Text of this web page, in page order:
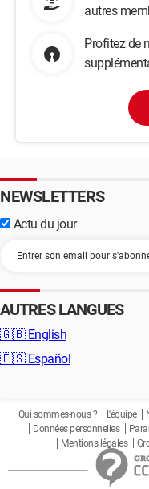
autres
Profitez de
NEWSLETTERS
Actu du jour
AUTRES LANGUES
🇬🇧 English
🇪🇸 Español
Qui sommes-nous ? L'équipe
Données personnelles
Mentions légales